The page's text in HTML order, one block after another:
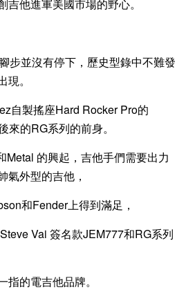
他進軍美國市場的野心。
步並沒有停下，歷史型錄中不難發
。
自製搖座Hard Rocker Pro的
來的RG系列的前身。
Metal 的興起，吉他手們需要出力
氣外型的吉他，
和Fender上得到滿足，
Vai 簽名款JEM777和RG系列
的電吉他品牌。